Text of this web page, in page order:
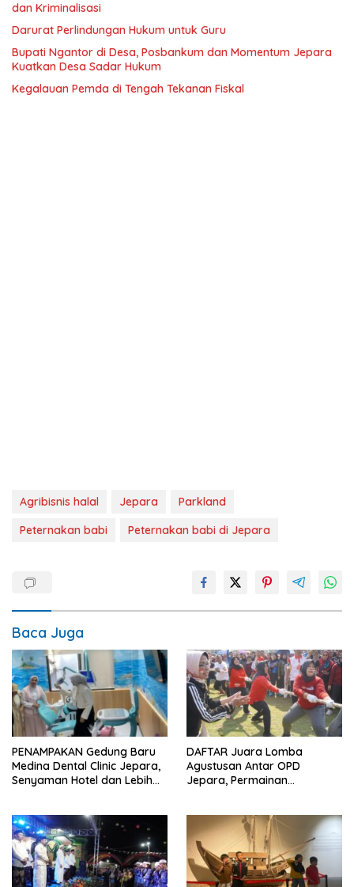
dan Kriminalisasi
Darurat Perlindungan Hukum untuk Guru
Bupati Ngantor di Desa, Posbankum dan Momentum Jepara
Kuatkan Desa Sadar Hukum
Kegalauan Pemda di Tengah Tekanan Fiskal
Agribisnis halal Jepara
Parkland
Peternakan babi
Peternakan babi di Jepara
Baca Juga
PENAMPAKAN Gedung Baru
Medina Dental Clinic Jepara,
Senyaman Hotel dan Lebih
DAFTAR Juara Lomba
Agustusan Antar OPD
Jepara, Permainan